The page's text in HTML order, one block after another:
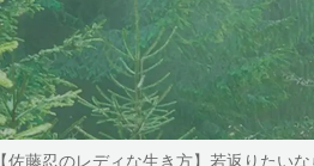
【佐藤忍のレディな生き方】若返りたいな